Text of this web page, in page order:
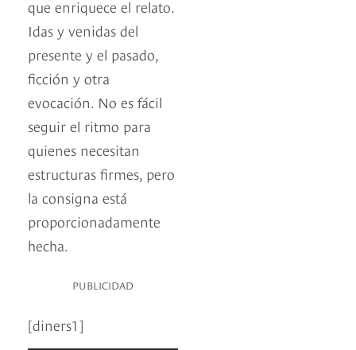
que enriquece el relato.
Idas y venidas del
presente y el pasado,
ficción y otra
evocación. No es fácil
seguir el ritmo para
quienes necesitan
estructuras firmes, pero
la consigna está
proporcionadamente
hecha.
PUBLICIDAD
[diners1]